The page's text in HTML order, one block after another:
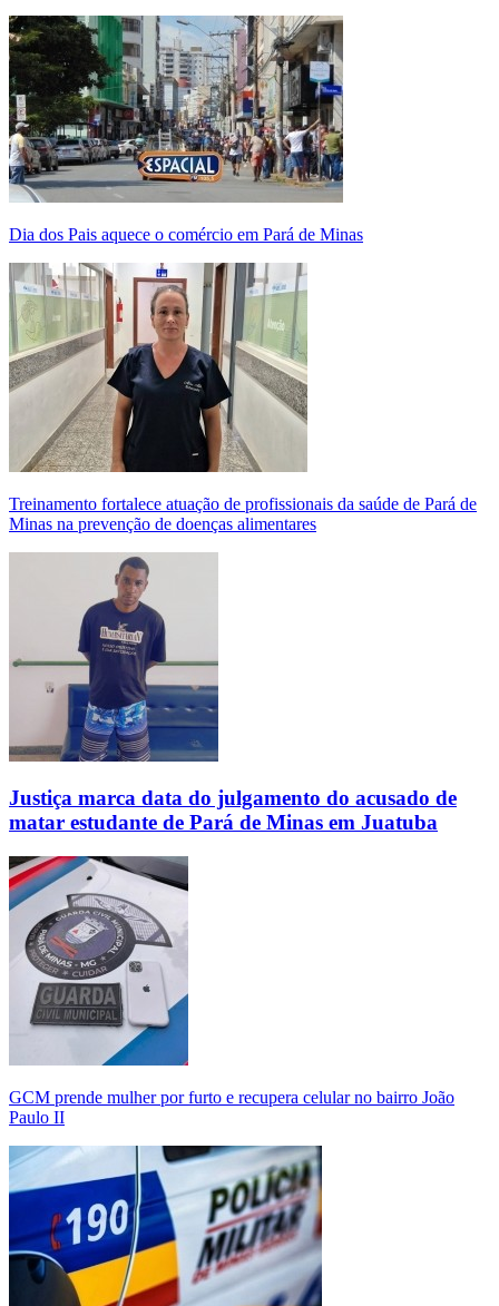
Dia dos Pais aquece o comércio em Pará de Minas
Treinamento fortalece atuação de profissionais da saúde de Pará de
Minas na prevenção de doenças alimentares
Justiça marca data do julgamento do acusado de
matar estudante de Pará de Minas em Juatuba
GCM prende mulher por furto e recupera celular no bairro João
Paulo II